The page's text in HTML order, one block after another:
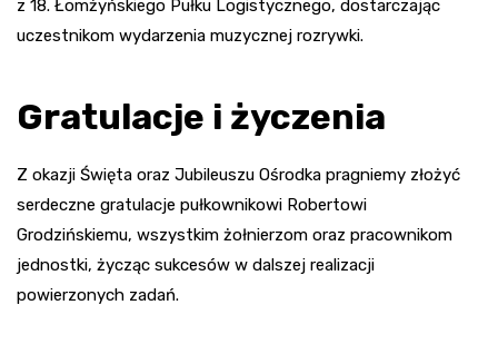
z 18. Łomżyńskiego Pułku Logistycznego, dostarczając
uczestnikom wydarzenia muzycznej rozrywki.
Gratulacje i życzenia
Z okazji Święta oraz Jubileuszu Ośrodka pragniemy złożyć
serdeczne gratulacje pułkownikowi Robertowi
Grodzińskiemu, wszystkim żołnierzom oraz pracownikom
jednostki, życząc sukcesów w dalszej realizacji
powierzonych zadań.